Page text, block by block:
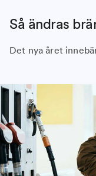
Så ändras
Det nya året